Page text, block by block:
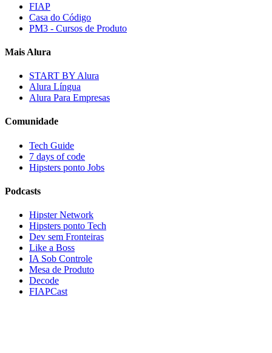
FIAP
Casa do Código
PM3 - Cursos de Produto
Mais Alura
START BY Alura
Alura Língua
Alura Para Empresas
Comunidade
Tech Guide
7 days of code
Hipsters ponto Jobs
Podcasts
Hipster Network
Hipsters ponto Tech
Dev sem Fronteiras
Like a Boss
IA Sob Controle
Mesa de Produto
Decode
FIAPCast